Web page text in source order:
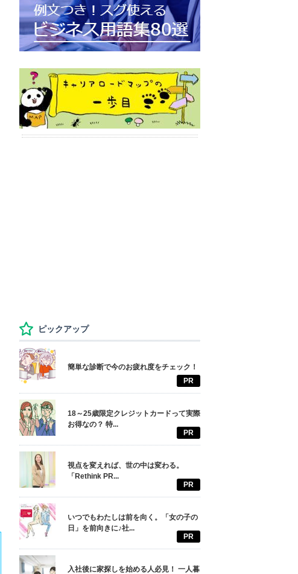
ピックアップ
簡単な診断で今のお疲れ度をチェック！
PR
18～25歳限定クレジットカードって実際
お得なの？ 特...
PR
視点を変えれば、世の中は変わる。
「Rethink PR...
PR
いつでもわたしは前を向く。「女の子の
日」を前向きに♪社...
PR
入社後に家探しを始める人必見！ 一人暮